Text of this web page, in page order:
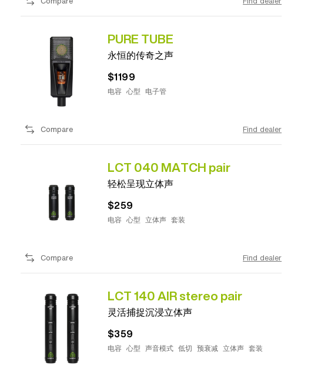
PURE TUBE
永恒的传奇之声
$1199
电容 心型 电子管
Compare Find dealer
LCT 040 MATCH pair
轻松呈现立体声
$259
电容 心型 立体声 套装
Compare Find dealer
LCT 140 AIR stereo pair
灵活捕捉沉浸立体声
$359
电容 心型 声音模式 低切 预衰减 立体声 套装